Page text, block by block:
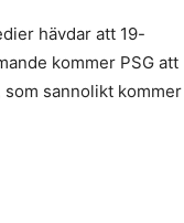
hävdar att 19-
kommer PSG att
sannolikt kommer